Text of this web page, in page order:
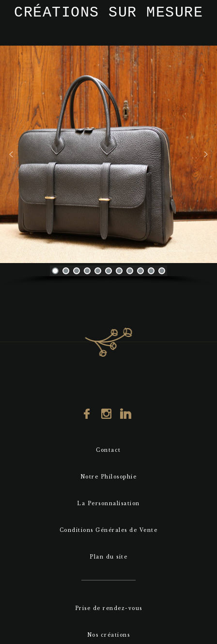
CRÉATIONS SUR MESURE
Contact
Notre Philosophie
La Personnalisation
Conditions Générales de Vente
Plan du site
Prise de rendez-vous
Nos créations